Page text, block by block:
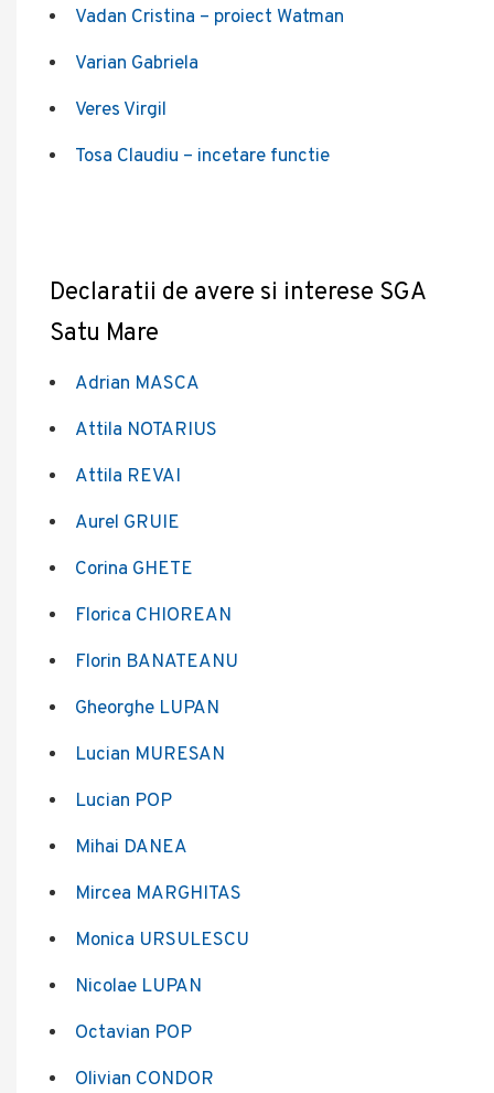
Vadan Cristina – proiect Watman
Varian Gabriela
Veres Virgil
Tosa Claudiu – incetare functie
Declaratii de avere si interese SGA
Satu Mare
Adrian MASCA
Attila NOTARIUS
Attila REVAI
Aurel GRUIE
Corina GHETE
Florica CHIOREAN
Florin BANATEANU
Gheorghe LUPAN
Lucian MURESAN
Lucian POP
Mihai DANEA
Mircea MARGHITAS
Monica URSULESCU
Nicolae LUPAN
Octavian POP
Olivian CONDOR